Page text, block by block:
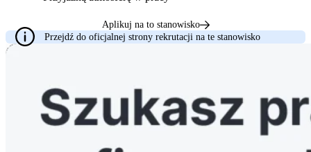
Aplikuj na to stanowisko
Przejdź do oficjalnej strony rekrutacji na te stanowisko